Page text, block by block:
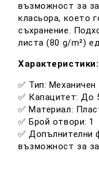
възможност за
класьора, което
съхранение.
листа (80 g/m²)
Характеристики:
✅ Тип:
✅ Капацитет:До
✅ Материал:
✅ Брой отвори: 1
✅ Допълнителни
възможност за